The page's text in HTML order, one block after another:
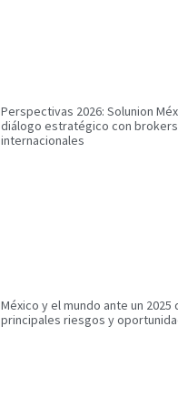
Perspectivas 2026: Solunion
diálogo estratégico con
internacionales
México y el mundo ante un 2025
principales riesgos y